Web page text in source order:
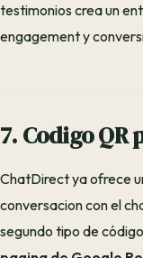
testimonios crea un
engagement y
7. Codigo QR
ChatDirect ya ofrece
conversacion con el
segundo tipo de